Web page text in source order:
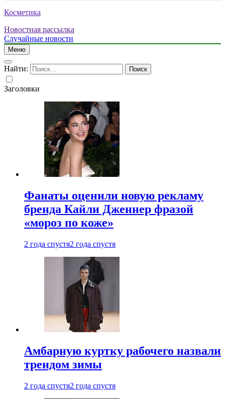
Косметика
Новостная рассылка
Случайные новости
Меню
Найти:
Заголовки
Фанаты оценили новую рекламу
бренда Кайли Дженнер фразой
«мороз по коже»
2 года спустя2 года спустя
Амбарную куртку рабочего назвали
трендом зимы
2 года спустя2 года спустя